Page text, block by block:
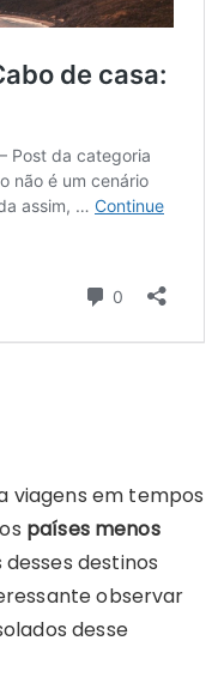
viagens em tempos
países menos
desses destinos
observar
desse